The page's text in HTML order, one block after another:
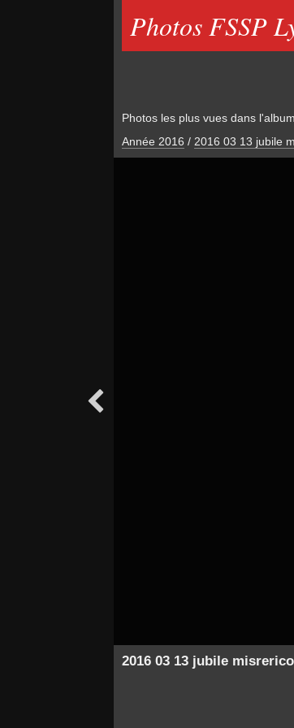
Photos FSSP
Photos les plus vues dans l'album
Année 2016 / 2016 03 13 jubile

2016 03 13 jubile